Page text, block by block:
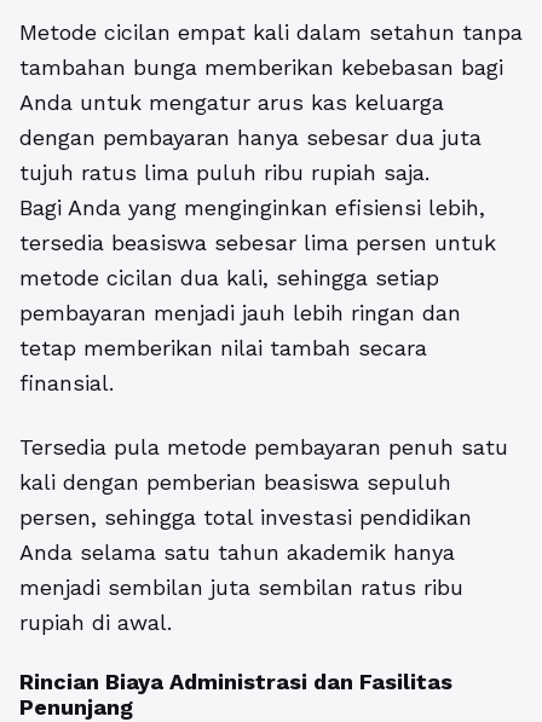
Metode cicilan empat kali dalam setahun tanpa
tambahan bunga memberikan kebebasan bagi
Anda untuk mengatur arus kas keluarga
dengan pembayaran hanya sebesar dua juta
tujuh ratus lima puluh ribu rupiah saja.
Bagi Anda yang menginginkan efisiensi lebih,
tersedia beasiswa sebesar lima persen untuk
metode cicilan dua kali, sehingga setiap
pembayaran menjadi jauh lebih ringan dan
tetap memberikan nilai tambah secara
finansial.
Tersedia pula metode pembayaran penuh satu
kali dengan pemberian beasiswa sepuluh
persen, sehingga total investasi pendidikan
Anda selama satu tahun akademik hanya
menjadi sembilan juta sembilan ratus ribu
rupiah di awal.
Rincian Biaya Administrasi dan Fasilitas
Penunjang